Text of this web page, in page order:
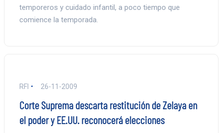
temporeros y cuidado infantil, a poco tiempo que
comience la temporada.
RFI 26-11-2009
Corte Suprema descarta restitución de Zelaya en
el poder y EE.UU. reconocerá elecciones